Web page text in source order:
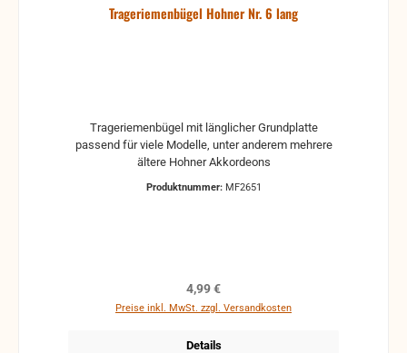
Trageriemenbügel Hohner Nr. 6 lang
Trageriemenbügel mit länglicher Grundplatte
passend für viele Modelle, unter anderem mehrere
ältere Hohner Akkordeons
Produktnummer: MF2651
Regulärer Preis:
4,99 €
Preise inkl. MwSt. zzgl. Versandkosten
Details